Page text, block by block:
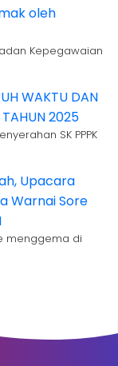
oleh
Kepegawaian
WAKTU DAN
TAHUN 2025
SK PPPK
Upacara
Warnai Sore
menggema di